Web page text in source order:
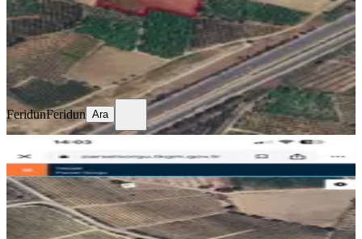
26.000.000 ₺50.000.000 ₺
FeridunFeridun
Ara
FeridunFeridun Ara
Sahibinden Esenli Köyü
Akdeniz, Esenli Mahallesi
660 m²·1.742/m²·28.04.2026